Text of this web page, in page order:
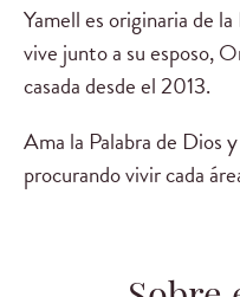
Yamell es originaria de
vive junto a su esposo,
casada desde el 2013.
Ama la Palabra de Dios
procurando vivir cada